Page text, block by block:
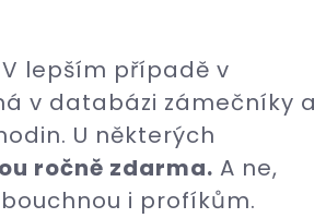
lepším případě v
v databázi zámečníky a
U některých
ročně zdarma. A ne,
i profíkům.